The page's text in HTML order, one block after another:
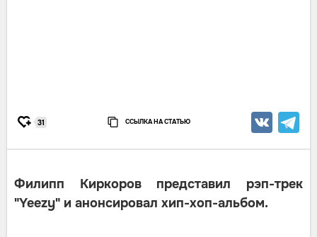
31 ССЫЛКА НА СТАТЬЮ
Филипп Киркоров представил рэп-трек
"Yeezy" и анонсировал хип-хоп-альбом.